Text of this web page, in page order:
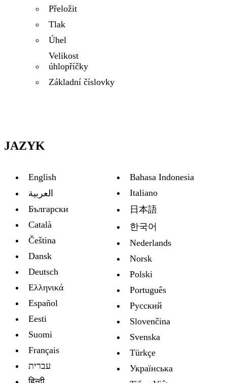
Přeložit
Tlak
Úhel
Velikost
úhlopříčky
Základní číslovky
JAZYK
English
العربية
Български
Català
Čeština
Dansk
Deutsch
Ελληνικά
Español
Eesti
Suomi
Français
עברית
Bahasa Indonesia
Italiano
日本語
한국어
Nederlands
Norsk
Polski
Português
Русский
Slovenčina
Svenska
Türkçe
Украïнська